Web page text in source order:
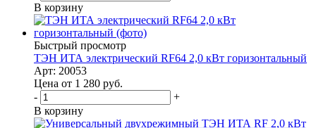
В корзину
Быстрый просмотр
ТЭН ИТА электрический RF64 2,0 кВт горизонтальный
Арт: 20053
Цена от 1 280 руб.
-
+
В корзину